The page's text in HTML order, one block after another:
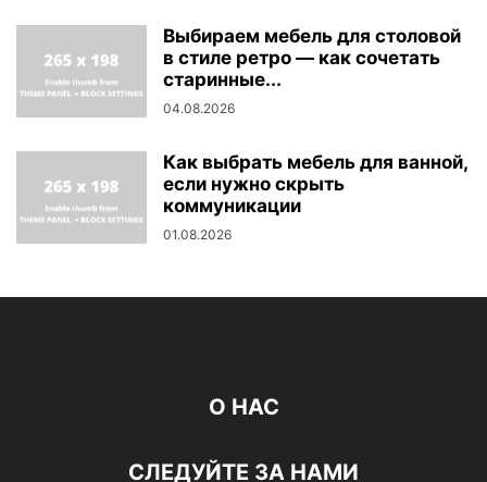
Выбираем мебель для столовой
в стиле ретро — как сочетать
старинные...
04.08.2026
Как выбрать мебель для ванной,
если нужно скрыть
коммуникации
01.08.2026
О НАС
СЛЕДУЙТЕ ЗА НАМИ